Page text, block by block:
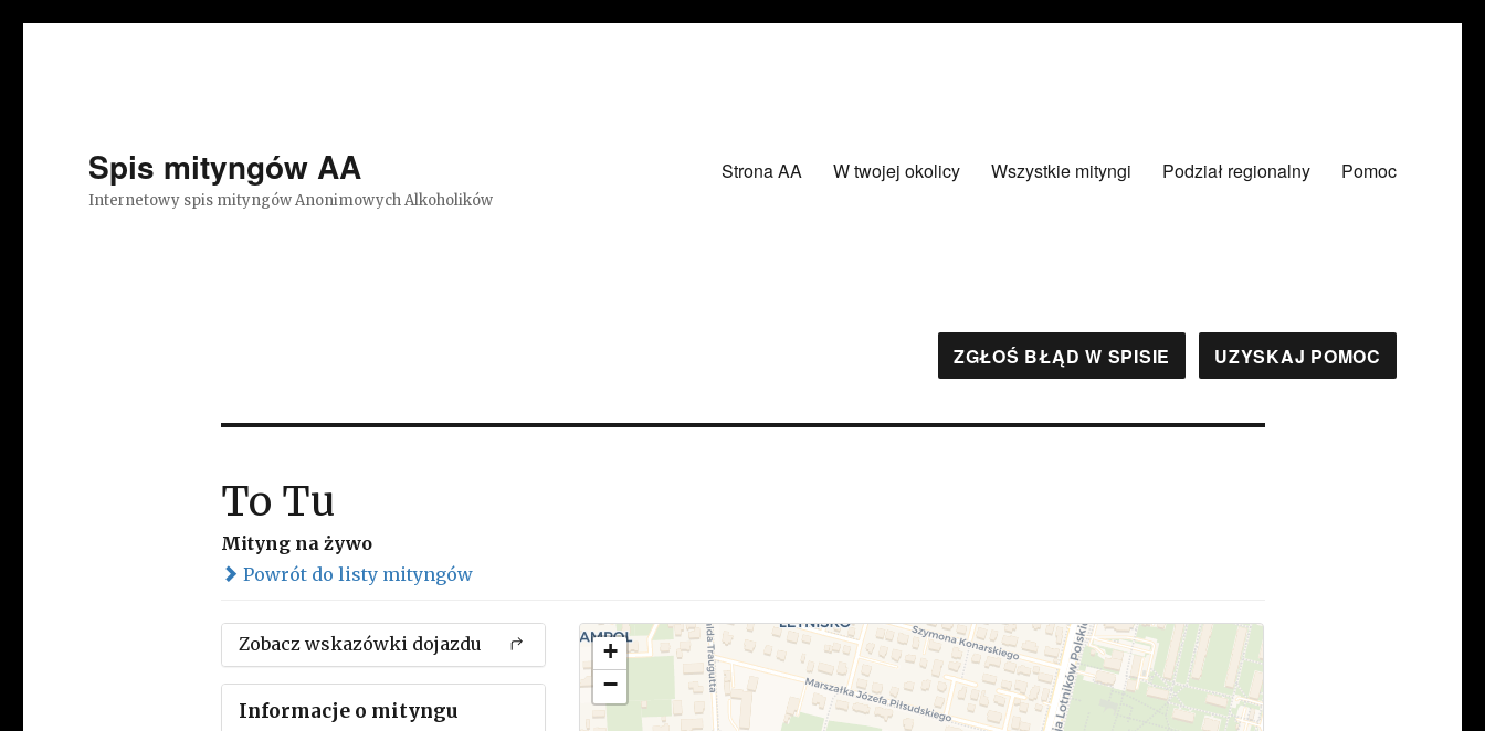
Spis mityngów AA
Internetowy spis mityngów Anonimowych Alkoholików
Strona AA W twojej okolicy Wszystkie mityngi Podział regionalny Pomoc
ZGŁOŚ BŁĄD W SPISIE UZYSKAJ POMOC
To Tu
Mityng na żywo
Powrót do listy mityngów
Zobacz wskazówki dojazdu
Informacje o mityngu
+
−